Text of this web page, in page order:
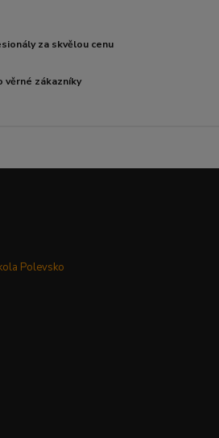
za skvělou cenu
věrné zákazníky
Polevsko